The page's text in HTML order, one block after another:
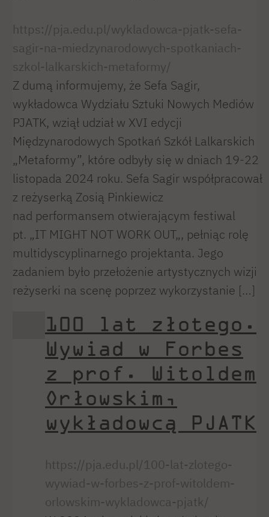
https://pja.edu.pl/wykladowca-pjatk-sefa-
sagir-na-miedzynarodowych-spotkaniach-
szkol-lalkarskich-metaformy/
Z dumą informujemy, że Sefa Sagir,
wykładowca Wydziału Sztuki Nowych Mediów
PJATK, wziął udział w XVI edycji
Międzynarodowych Spotkań Szkół Lalkarskich
„Metaformy”, które odbyły się w dniach 19-22
listopada 2024 roku. Sefa Sagir współpracował
z reżyserką Zosią Pinkiewicz
nad performansem otwierającym festiwal
pt. „IT MIGHT NOT WORK OUT„, pełniąc rolę
multidyscyplinarnego projektanta. Jego
zadaniem było przełożenie artystycznych wizji
reżyserki na scenę poprzez wykorzystanie […]
100 lat złotego.
Wywiad w Forbes
z prof. Witoldem
Orłowskim,
wykładowcą PJATK
https://pja.edu.pl/100-lat-zlotego-
wywiad-w-forbes-z-prof-witoldem-
orlowskim-wykladowca-pjatk/